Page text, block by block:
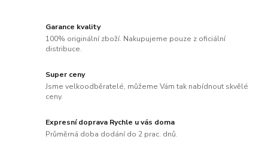
Garance kvality
100% originální zboží. Nakupujeme pouze z oficiální
distribuce.
Super ceny
Jsme velkoodběratelé, můžeme Vám tak nabídnout skvělé
ceny.
Expresní doprava Rychle u vás doma
Průměrná doba dodání do 2 prac. dnů.